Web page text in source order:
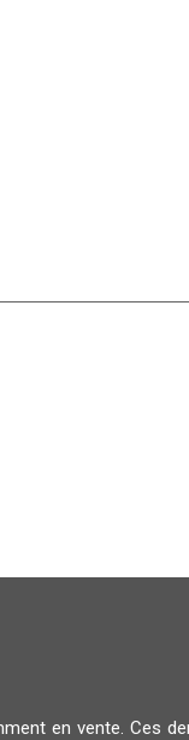
en vente. Ces